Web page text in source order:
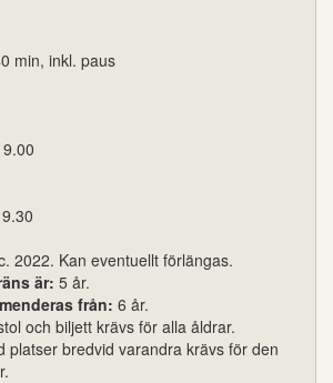
min, inkl. paus
2022. Kan eventuellt förlängas.
är: 5 år.
från: 6 år.
och biljett krävs för alla åldrar.
platser bredvid varandra krävs för den